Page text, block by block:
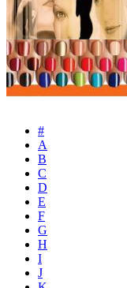
#
A
B
C
D
E
F
G
H
I
J